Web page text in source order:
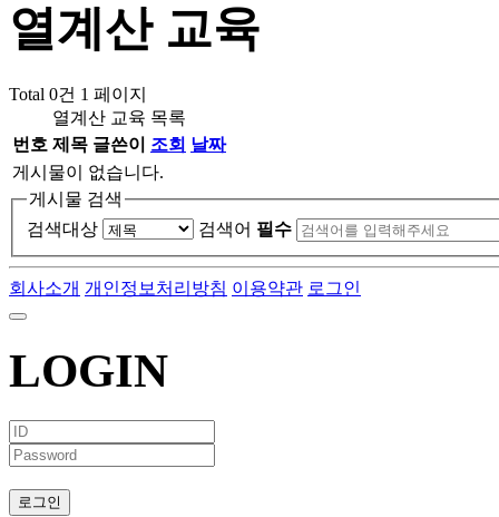
열계산 교육
Total 0건 1 페이지
열계산 교육 목록
번호 제목 글쓴이 조회 날짜
게시물이 없습니다.
게시물 검색
검색대상
검색어 필수
회사소개 개인정보처리방침 이용약관 로그인
LOGIN